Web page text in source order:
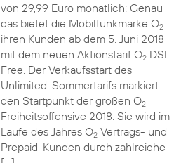
von 29,99 Euro monatlich: Genau
das bietet die Mobilfunkmarke O2
ihren Kunden ab dem 5. Juni 2018
mit dem neuen Aktionstarif O2DSL
Free. Der Verkaufsstart des
Unlimited-Sommertarifs markiert
den Startpunkt der großen O2
Freiheitsoffensive 2018. Sie wird im
Laufe des Jahres O2Vertrags- und
Prepaid-Kunden durch zahlreiche